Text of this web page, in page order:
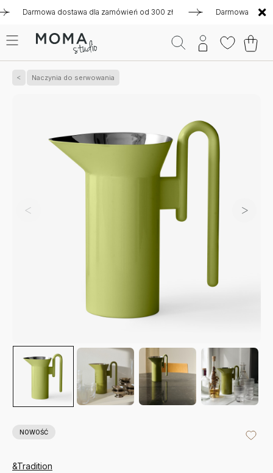
dostawa dla zamówień od 300 zł Darmowa dostawa
Naczynia do serwowania
NOWOŚĆ
&Tradition